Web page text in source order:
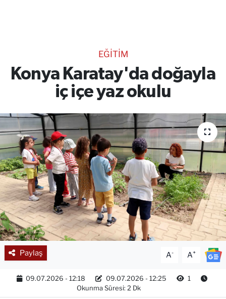
EĞİTİM
Konya Karatay'da doğayla
iç içe yaz okulu
Paylaş A- A+
09.07.2026 - 12:18 09.07.2026 - 12:25
1
Okunma Süresi: 2 Dk
RESMİ İLANLAR
Gencsesfm Canlı Dinle